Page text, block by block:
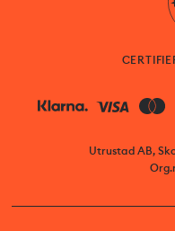
Utrustad AB,